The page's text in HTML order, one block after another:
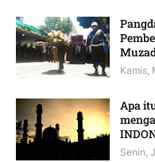
Kamis,
Apa
Senin,